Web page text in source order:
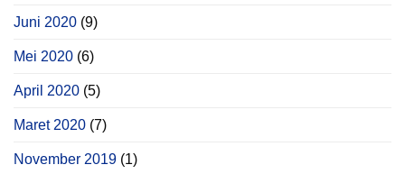
Juni 2020 (9)
Mei 2020 (6)
April 2020 (5)
Maret 2020 (7)
November 2019 (1)